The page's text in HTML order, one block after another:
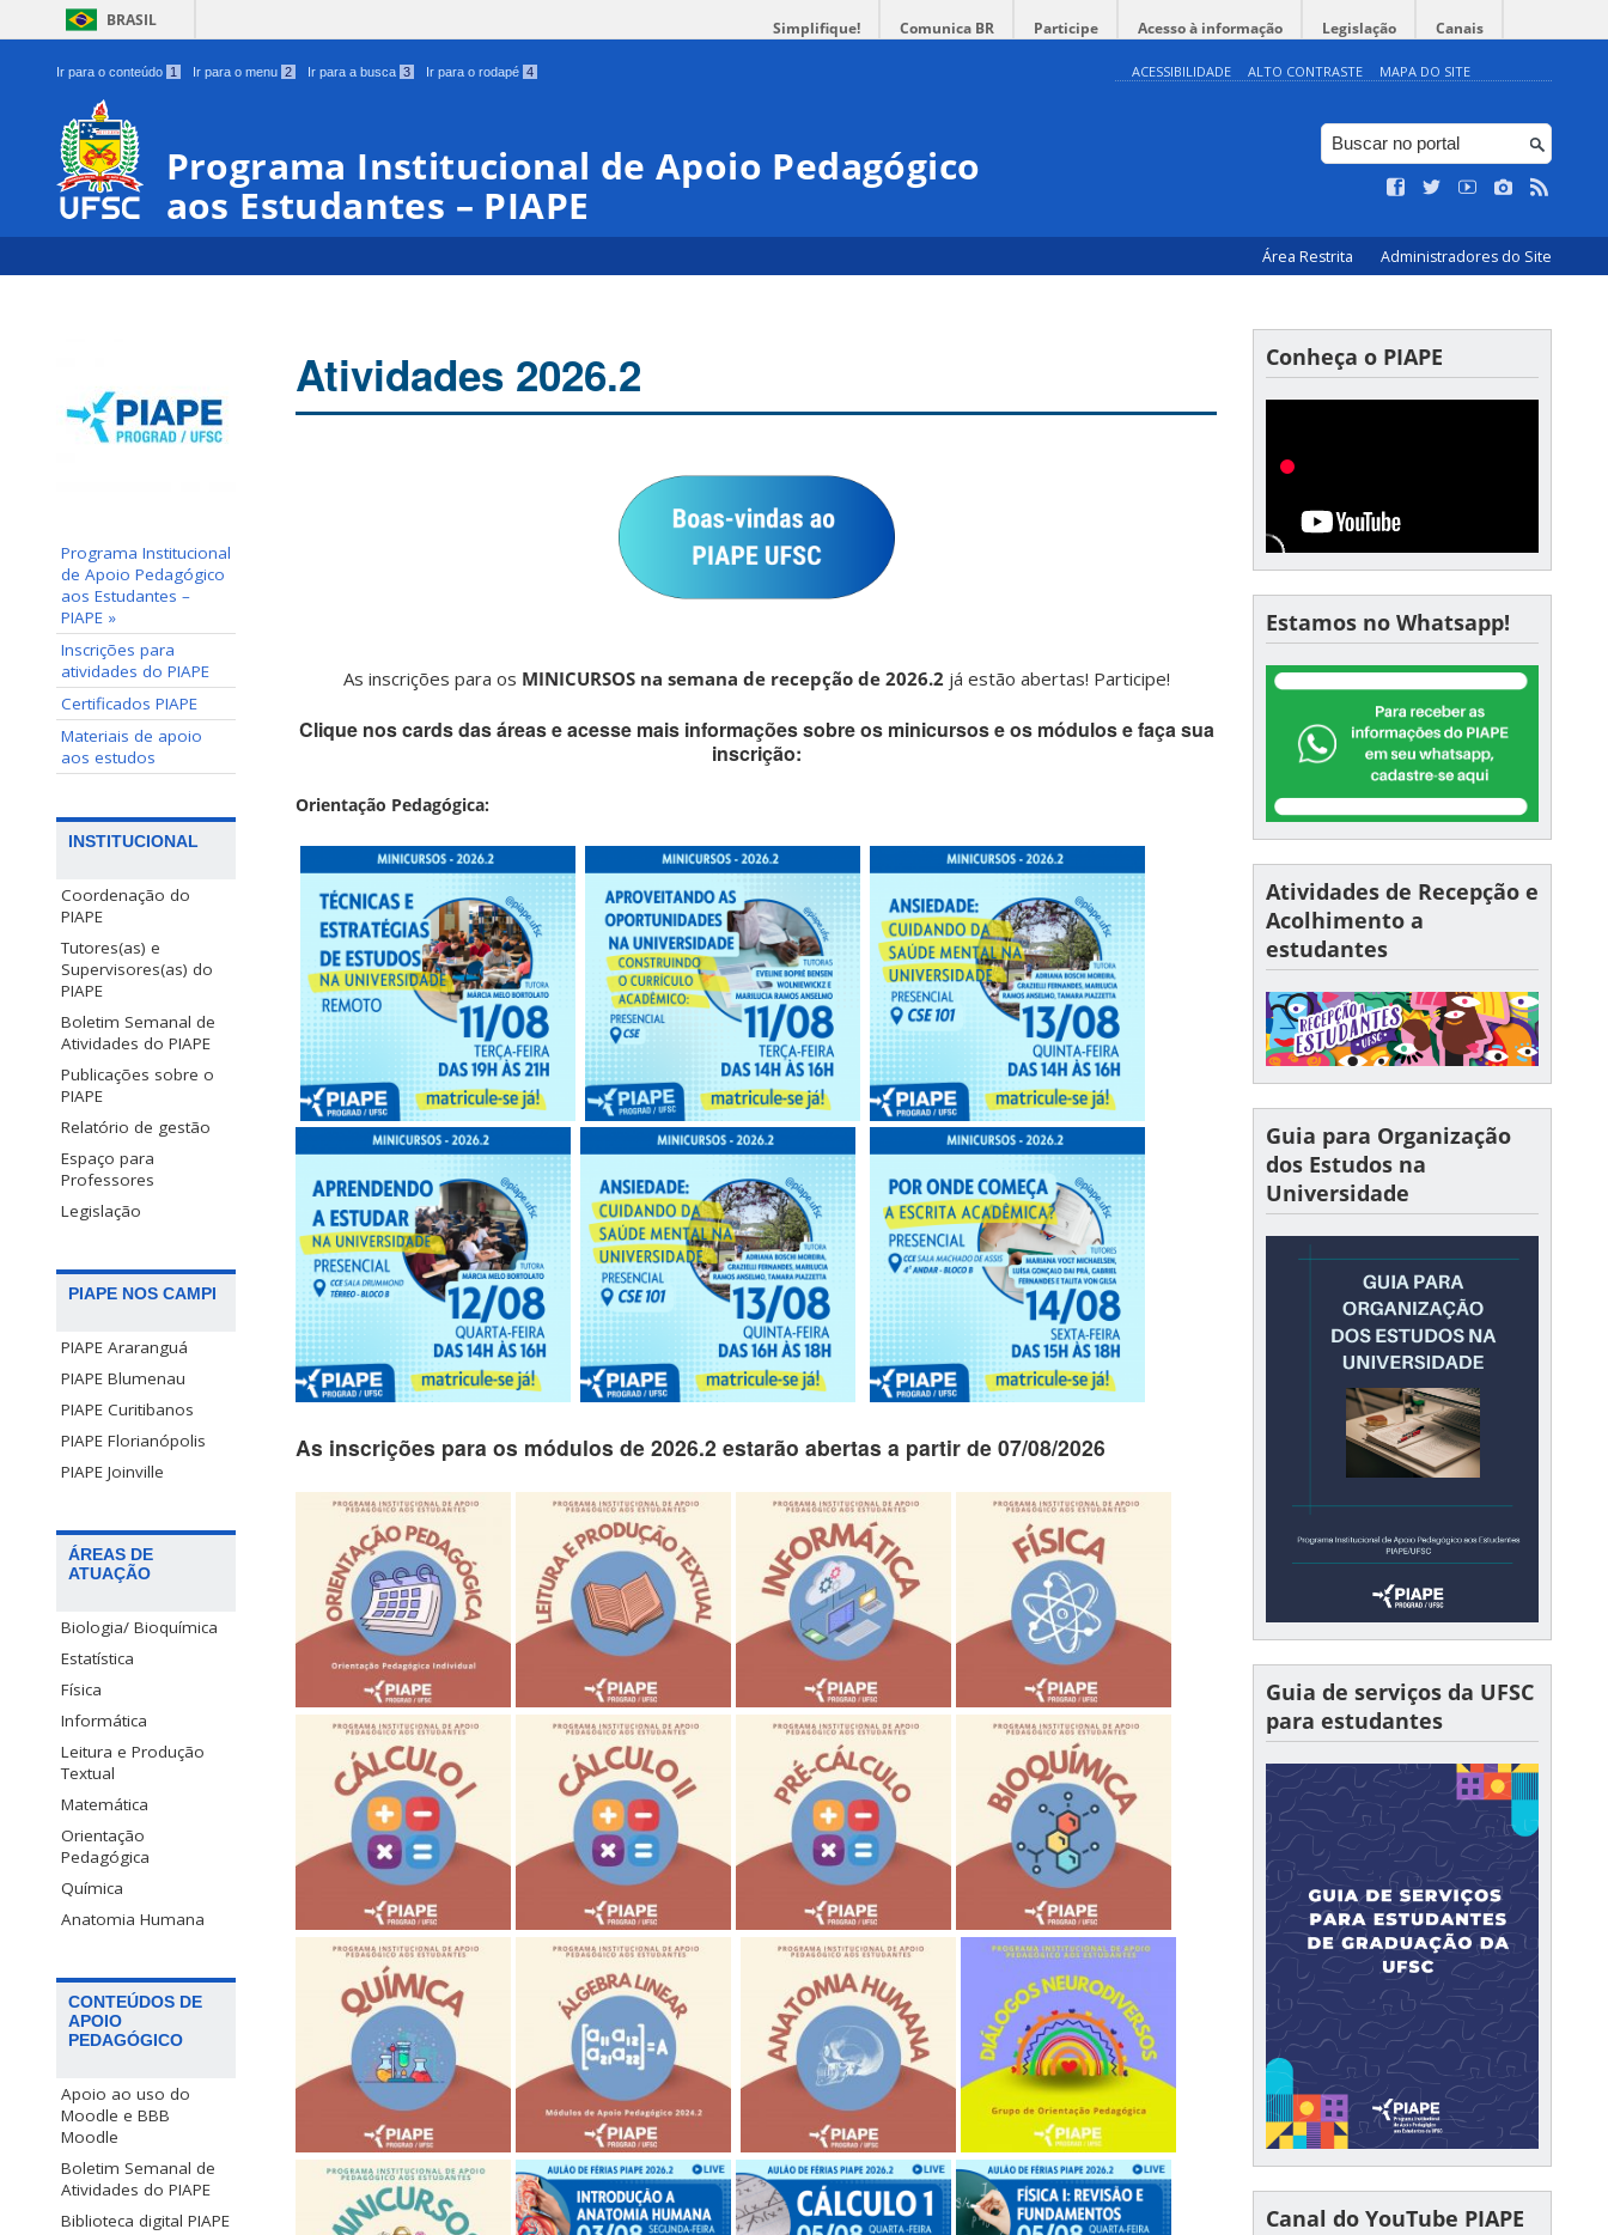
BRASIL Simplifique! Comunica BR Participe Acesso à informação Legislação Canais
Ir para o conteúdo 1 Ir para o menu 2 Ir para a busca 3 Ir para o rodapé 4 ACESSIBILIDADE ALTO CONTRASTE MAPA DO SITE
Programa Institucional de Apoio Pedagógico
aos Estudantes – PIAPE
Área Restrita Administradores do Site
Programa Institucional
de Apoio Pedagógico
aos Estudantes –
PIAPE »
Inscrições para
atividades do PIAPE
Certificados PIAPE
Materiais de apoio
aos estudos
INSTITUCIONAL
Coordenação do
PIAPE
Tutores(as) e
Supervisores(as) do
PIAPE
Boletim Semanal de
Atividades do PIAPE
Publicações sobre o
PIAPE
Relatório de gestão
Espaço para
Professores
Legislação
PIAPE NOS CAMPI
PIAPE Araranguá
PIAPE Blumenau
PIAPE Curitibanos
PIAPE Florianópolis
PIAPE Joinville
ÁREAS DE
ATUAÇÃO
Biologia/ Bioquímica
Estatística
Física
Informática
Leitura e Produção
Textual
Matemática
Orientação
Pedagógica
Química
Anatomia Humana
CONTEÚDOS DE
APOIO
PEDAGÓGICO
Apoio ao uso do
Moodle e BBB
Moodle
Boletim Semanal de
Atividades do PIAPE
Biblioteca digital PIAPE
Atividades 2026.2
As inscrições para os MINICURSOS na semana de recepção de 2026.2 já estão abertas! Participe!
Clique nos cards das áreas e acesse mais informações sobre os minicursos e os módulos e faça sua
inscrição:
Orientação Pedagógica:
As inscrições para os módulos de 2026.2 estarão abertas a partir de 07/08/2026
Conheça o PIAPE
Estamos no Whatsapp!
Atividades de Recepção e
Acolhimento a
estudantes
Guia para Organização
dos Estudos na
Universidade
Guia de serviços da UFSC
para estudantes
Canal do YouTube PIAPE